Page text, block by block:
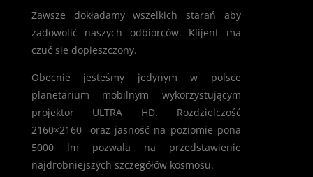
Zawsze dokładamy wszelkich starań aby
zadowolić naszych odbiorców. Klijent ma
czuć sie dopieszczony.
Obecnie jesteśmy jedynym w polsce
planetarium mobilnym wykorzystującym
projektor ULTRA HD. Rozdzielczość
2160×2160 oraz jasność na poziomie pona
5000 lm pozwala na przedstawienie
najdrobniejszych szczegółów kosmosu.